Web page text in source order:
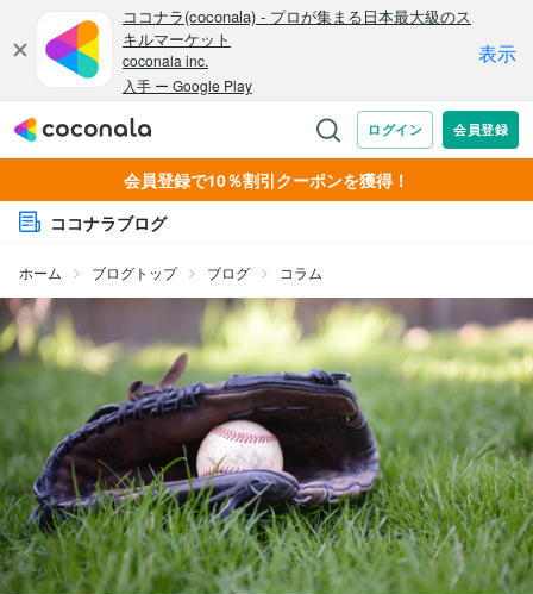
会員登録で10％割引クーポンを獲得！
ココナラブログ
ホーム ブログトップ ブログ コラム